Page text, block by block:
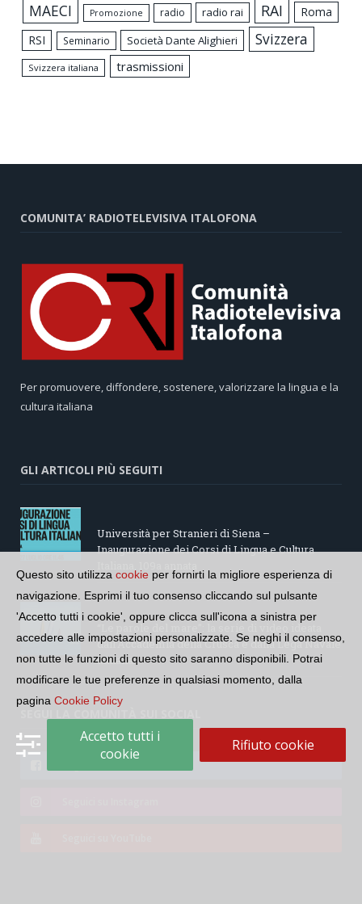
MAECI Promozione radio radio rai RAI
Roma
RSI
Seminario Società Dante Alighieri Svizzera
Svizzera italiana trasmissioni
COMUNITA’ RADIOTELEVISIVA ITALOFONA
Per promuovere, diffondere, sostenere, valorizzare la lingua e la
cultura italiana
GLI ARTICOLI PIÙ SEGUITI
Università per Stranieri di Siena –
Inaugurazione dei Corsi di Lingua e Cultura
“Le parole del mare”: la serie di video ideata
dall’Accademia della Crusca e dalla Lega Navale
italiana
Questo sito utilizza cookie per fornirti la migliore esperienza di
navigazione. Esprimi il tuo consenso cliccando sul pulsante
'Accetto tutti i cookie', oppure clicca sull'icona a sinistra per
accedere alle impostazioni personalizzate. Se neghi il consenso,
non tutte le funzioni di questo sito saranno disponibili. Potrai
modificare le tue preferenze in qualsiasi momento, dalla
pagina Cookie Policy
Accetto tutti i
cookie
Rifiuto cookie